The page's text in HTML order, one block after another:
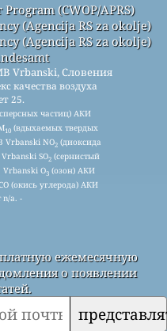
(CWOP/APRS)
(Agencija RS za okolje)
(Agencija RS za okolje)
Vrbanski, Словения
качества воздуха
25.
частиц) АКИ
10 (вдыхаемых твердых
Vrbanski NO2 (диоксида
SO2(сернистый
Vrbanski O3 (озон) АКИ
(окись углерода) АКИ
n/a. -
ежемесячную
о появлении